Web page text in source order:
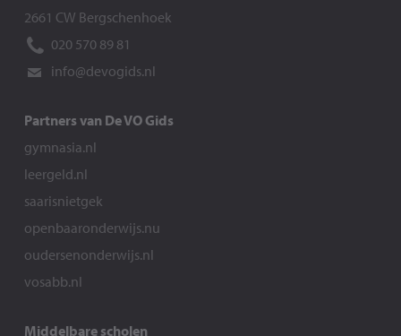
2661 CW Bergschenhoek
020 570 89 81
info@devogids.nl
Partners van De VO Gids
gymnasia.nl
leergeld.nl
saarisnietgek
openbaaronderwijs.nu
oudersenonderwijs.nl
vosabb.nl
Middelbare scholen